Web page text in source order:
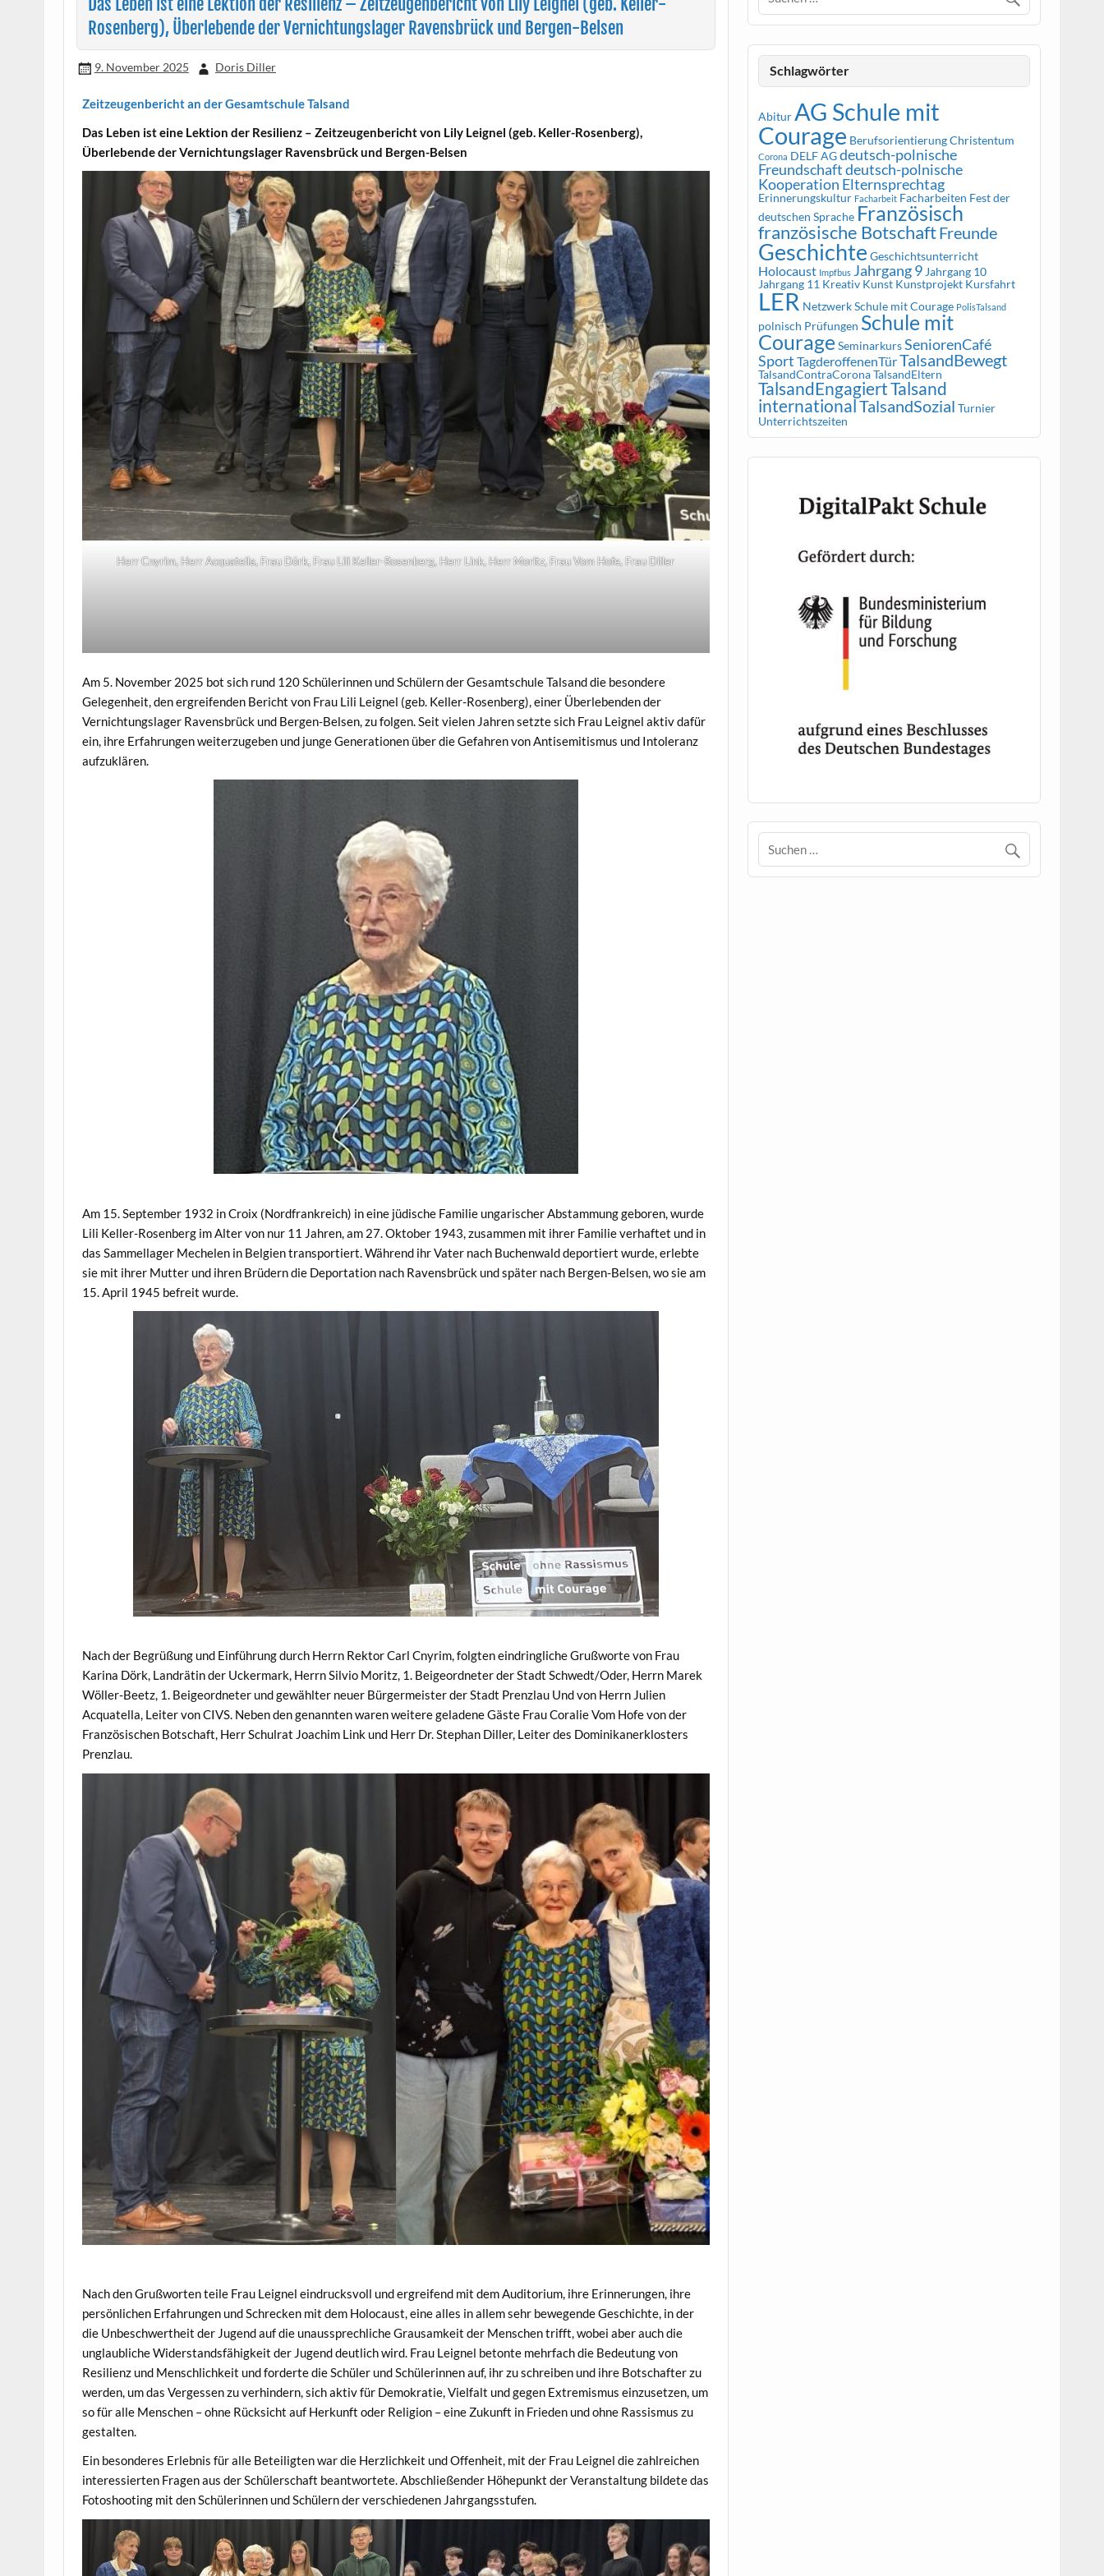
Rosenberg), Überlebende der Vernichtungslager Ravensbrück und Bergen-Belsen
9. November 2025 Doris Diller
Zeitzeugenbericht an der Gesamtschule Talsand
Das Leben ist eine Lektion der Resilienz – Zeitzeugenbericht von Lily Leignel (geb. Keller-Rosenberg),
Überlebende der Vernichtungslager Ravensbrück und Bergen-Belsen
Herr Cnyrim, Herr Acquatella, Frau Dörk, Frau Lili Keller-Rosenberg, Herr Link, Herr Moritz, Frau Vom Hofe, Frau Diller
Am 5. November 2025 bot sich rund 120 Schülerinnen und Schülern der Gesamtschule Talsand die besondere
Gelegenheit, den ergreifenden Bericht von Frau Lili Leignel (geb. Keller-Rosenberg), einer Überlebenden der
Vernichtungslager Ravensbrück und Bergen-Belsen, zu folgen. Seit vielen Jahren setzte sich Frau Leignel aktiv dafür
ein, ihre Erfahrungen weiterzugeben und junge Generationen über die Gefahren von Antisemitismus und Intoleranz
aufzuklären.
Am 15. September 1932 in Croix (Nordfrankreich) in eine jüdische Familie ungarischer Abstammung geboren, wurde
Lili Keller-Rosenberg im Alter von nur 11 Jahren, am 27. Oktober 1943, zusammen mit ihrer Familie verhaftet und in
das Sammellager Mechelen in Belgien transportiert. Während ihr Vater nach Buchenwald deportiert wurde, erlebte
sie mit ihrer Mutter und ihren Brüdern die Deportation nach Ravensbrück und später nach Bergen-Belsen, wo sie am
15. April 1945 befreit wurde.
Nach der Begrüßung und Einführung durch Herrn Rektor Carl Cnyrim, folgten eindringliche Grußworte von Frau
Karina Dörk, Landrätin der Uckermark, Herrn Silvio Moritz, 1. Beigeordneter der Stadt Schwedt/Oder, Herrn Marek
Wöller-Beetz, 1. Beigeordneter und gewählter neuer Bürgermeister der Stadt Prenzlau Und von Herrn Julien
Acquatella, Leiter von CIVS. Neben den genannten waren weitere geladene Gäste Frau Coralie Vom Hofe von der
Französischen Botschaft, Herr Schulrat Joachim Link und Herr Dr. Stephan Diller, Leiter des Dominikanerklosters
Prenzlau.
Nach den Grußworten teile Frau Leignel eindrucksvoll und ergreifend mit dem Auditorium, ihre Erinnerungen, ihre
persönlichen Erfahrungen und Schrecken mit dem Holocaust, eine alles in allem sehr bewegende Geschichte, in der
die Unbeschwertheit der Jugend auf die unaussprechliche Grausamkeit der Menschen trifft, wobei aber auch die
unglaubliche Widerstandsfähigkeit der Jugend deutlich wird. Frau Leignel betonte mehrfach die Bedeutung von
Resilienz und Menschlichkeit und forderte die Schüler und Schülerinnen auf, ihr zu schreiben und ihre Botschafter zu
werden, um das Vergessen zu verhindern, sich aktiv für Demokratie, Vielfalt und gegen Extremismus einzusetzen, um
so für alle Menschen – ohne Rücksicht auf Herkunft oder Religion – eine Zukunft in Frieden und ohne Rassismus zu
gestalten.
Ein besonderes Erlebnis für alle Beteiligten war die Herzlichkeit und Offenheit, mit der Frau Leignel die zahlreichen
interessierten Fragen aus der Schülerschaft beantwortete. Abschließender Höhepunkt der Veranstaltung bildete das
Fotoshooting mit den Schülerinnen und Schülern der verschiedenen Jahrgangsstufen.
Schlagwörter
AbiturAG Schule mit
Courage BerufsorientierungChristentum
Corona DELF AGdeutsch-polnische
Freundschaftdeutsch-polnische
Kooperation Elternsprechtag
Erinnerungskultur Facharbeit Facharbeiten Fest der
deutschen Sprache Französisch
französische BotschaftFreunde
Geschichte Geschichtsunterricht
Holocaust Impfbus Jahrgang 9 Jahrgang 10
Jahrgang 11 Kreativ Kunst Kunstprojekt Kursfahrt
LER Netzwerk Schule mit Courage PolisTalsand
polnisch Prüfungen Schule mit
Courage SeminarkursSeniorenCafé
Sport TagderoffenenTürTalsandBewegt
TalsandContraCoronaTalsandEltern
TalsandEngagiertTalsand
internationalTalsandSozial Turnier
Unterrichtszeiten